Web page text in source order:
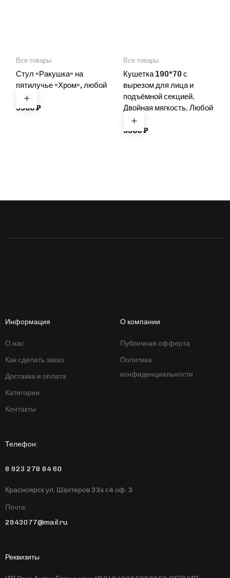
Все товары
Стул «Ракушка» на
пятилучье «Хром», любой
цвет
5900₽
Все товары
Кушетка 190*70 с
вырезом для лица и
подъёмной секцией.
Двойная мягкость. Любой
цвет
9500₽
Информация
О нас
Как сделать заказ
Доставка и оплата
Категории
Контакты
О компании
Публичная офферта
Политика
конфиденциальности
Телефон:
8 923 278 84 60
Красноярск ул. Шахтеров 33к с4 оф. 3
Почта:
2943077@mail.ru
Реквизиты